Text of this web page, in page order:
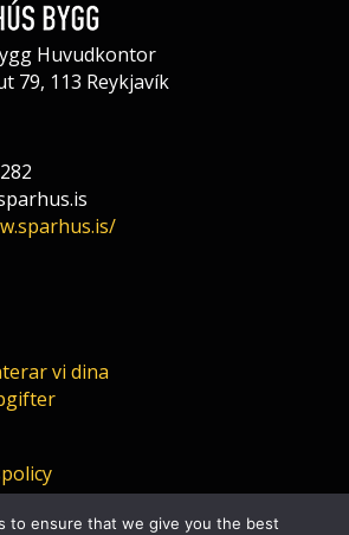
Huvudkontor
79, 113 Reykjavík
vi dina
to ensure that we give you the best